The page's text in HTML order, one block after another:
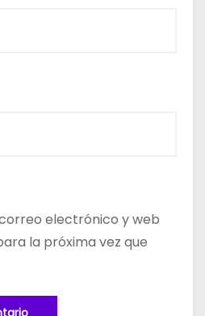
electrónico y web
la próxima vez que